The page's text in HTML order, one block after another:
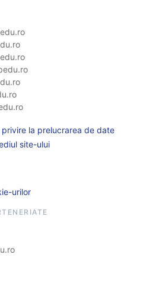
la prelucrarea de date
site-ului
urilor